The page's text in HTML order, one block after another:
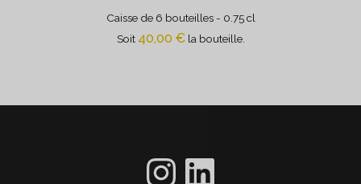
Caisse de 6 bouteilles- 0.75 cl
Soit 40,00 €la bouteille.
gfhfhhf
LinkedIn